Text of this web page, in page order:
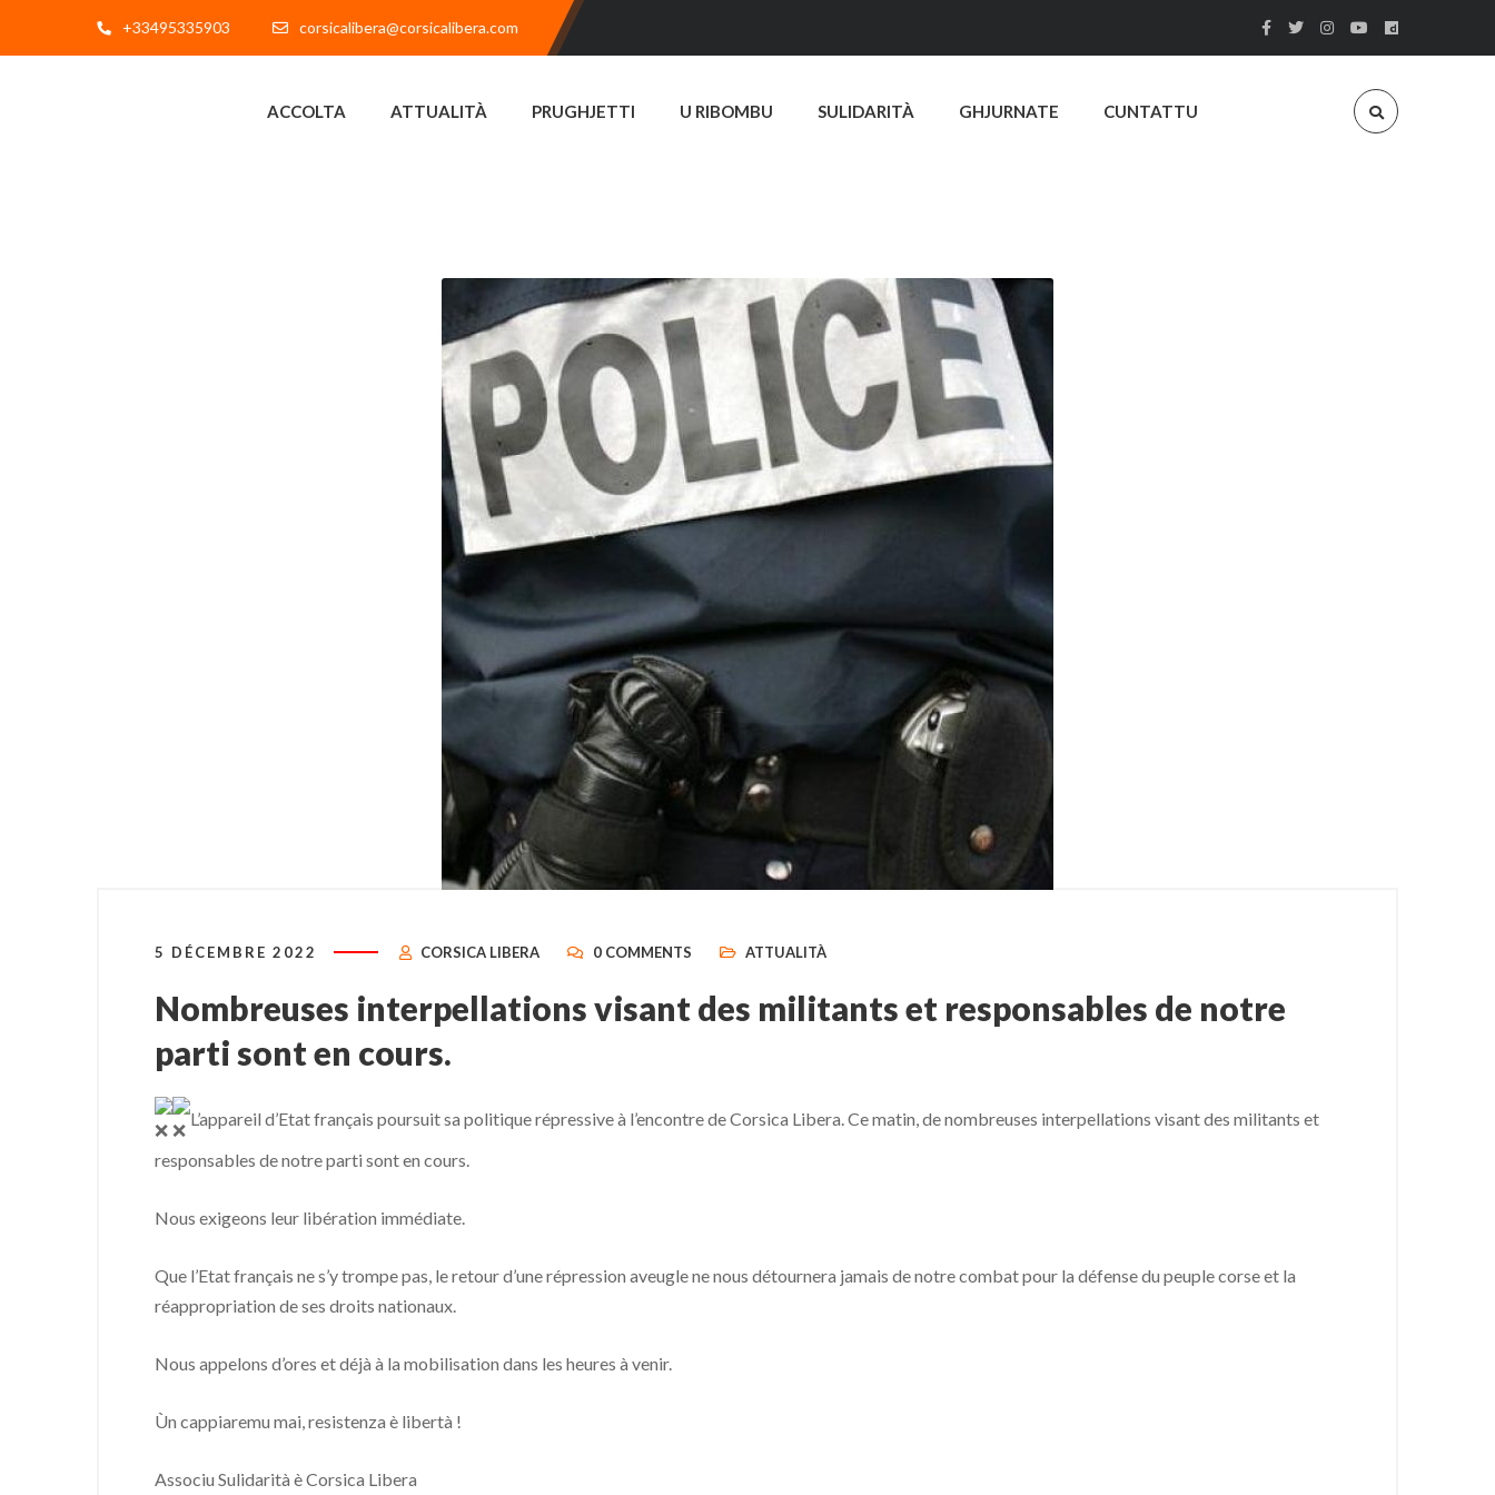
+33495335903 corsicalibera@corsicalibera.com
ACCOLTA ATTUALITÀ PRUGHJETTI U RIBOMBU SULIDARITÀ GHJURNATE CUNTATTU
5 DÉCEMBRE 2022 CORSICA LIBERA 0 COMMENTS ATTUALITÀ
Nombreuses interpellations visant des militants et responsables de notre
parti sont en cours.
L’appareil d’Etat français poursuit sa politique répressive à l’encontre de Corsica Libera. Ce matin, de nombreuses interpellations visant des militants et
responsables de notre parti sont en cours.
Nous exigeons leur libération immédiate.
Que l’Etat français ne s’y trompe pas, le retour d’une répression aveugle ne nous détournera jamais de notre combat pour la défense du peuple corse et la
réappropriation de ses droits nationaux.
Nous appelons d’ores et déjà à la mobilisation dans les heures à venir.
Ùn cappiaremu mai, resistenza è libertà !
Associu Sulidarità è Corsica Libera